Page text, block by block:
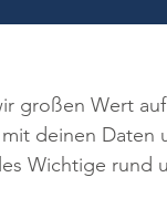
großen Wert
deinen
Wichtige rund